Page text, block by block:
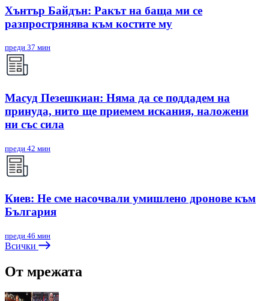
Хънтър Байдън: Ракът на баща ми се
разпрострянява към костите му
преди 37 мин
Масуд Пезешкиан: Няма да се поддадем на
принуда, нито ще приемем искания, наложени
ни със сила
преди 42 мин
Киев: Не сме насочвали умишлено дронове към
България
преди 46 мин
Всички
От мрежата